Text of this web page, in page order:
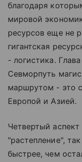
благодаря
мировой
ресурсов еще не
гигантская
- логистика.
Севморпуть
маршрутом - это
Европой и Азией.
Четвертый
"растепление",
быстрее, чем